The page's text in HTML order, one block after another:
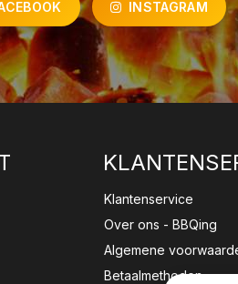
INSTAGRAM
Klantenservice
Over ons - BBQing
Algemene
Betaalmethoden